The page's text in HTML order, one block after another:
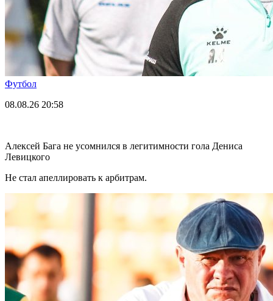
Футбол
08.08.26 20:58
Алексей Бага не усомнился в легитимности гола Дениса
Левицкого
Не стал апеллировать к арбитрам.